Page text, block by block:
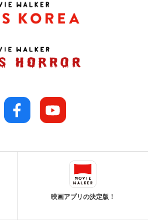
映画アプリの決定版！